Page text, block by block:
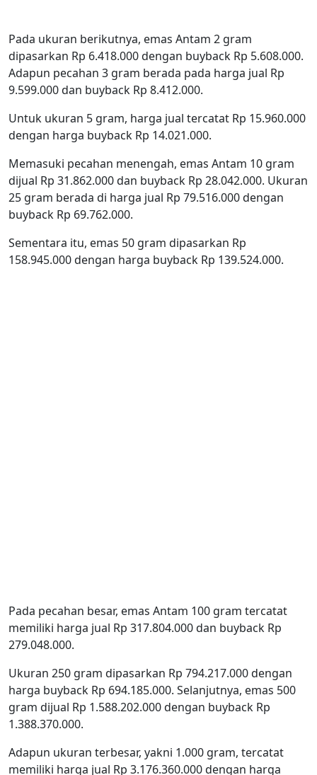
Pada ukuran berikutnya, emas Antam 2 gram
dipasarkan Rp 6.418.000 dengan buyback Rp 5.608.000.
Adapun pecahan 3 gram berada pada harga jual Rp
9.599.000 dan buyback Rp 8.412.000.
Untuk ukuran 5 gram, harga jual tercatat Rp 15.960.000
dengan harga buyback Rp 14.021.000.
Memasuki pecahan menengah, emas Antam 10 gram
dijual Rp 31.862.000 dan buyback Rp 28.042.000. Ukuran
25 gram berada di harga jual Rp 79.516.000 dengan
buyback Rp 69.762.000.
Sementara itu, emas 50 gram dipasarkan Rp
158.945.000 dengan harga buyback Rp 139.524.000.
Pada pecahan besar, emas Antam 100 gram tercatat
memiliki harga jual Rp 317.804.000 dan buyback Rp
279.048.000.
Ukuran 250 gram dipasarkan Rp 794.217.000 dengan
harga buyback Rp 694.185.000. Selanjutnya, emas 500
gram dijual Rp 1.588.202.000 dengan buyback Rp
1.388.370.000.
Adapun ukuran terbesar, yakni 1.000 gram, tercatat
memiliki harga jual Rp 3.176.360.000 dengan harga